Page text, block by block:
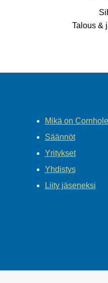
Talous &
Mikä on
Säännöt
Yritykset
Yhdistys
Liity jäseneksi